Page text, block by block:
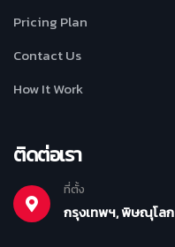
Pricing Plan
Contact Us
How It Work
ติดต่อเรา
ที่ตั้ง
กรุงเทพฯ, พิษณุโลก